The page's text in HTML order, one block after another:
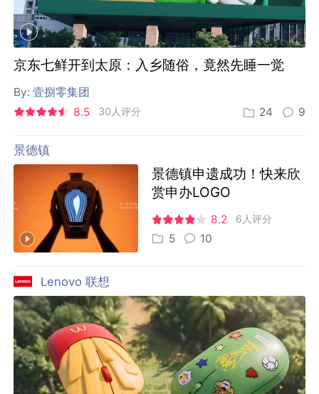
京东七鲜开到太原：入乡随俗，竟然先睡一觉
By:壹捌零集团
8.5
30人评分 24 9
景德镇
景德镇申遗成功！快来欣
赏申办LOGO
8.2 6人评分
5 10
Lenovo 联想